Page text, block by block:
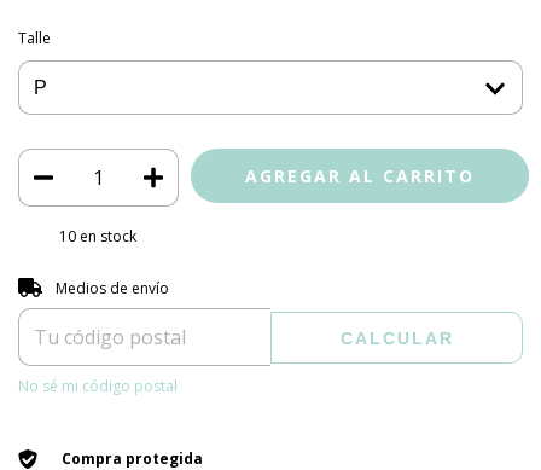
Talle
10 en stock
Entregas para el CP:
Medios de envío
CALCULAR
No sé mi código postal
Compra protegida